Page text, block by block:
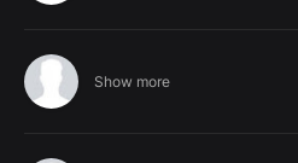
Show more